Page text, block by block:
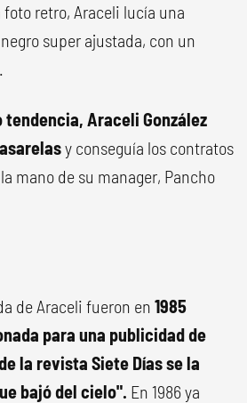
retro, Araceli lucía una
super ajustada, con un
Araceli González
y conseguía los contratos
mano de su manager, Pancho
de Araceli fueron en 1985
para una publicidad de
la revista Siete Días se la
bajó del cielo". En 1986 ya